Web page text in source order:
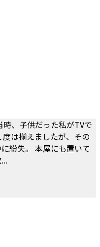
、子供だった私がTVで
は揃えましたが、その
紛失。 本屋にも置いて